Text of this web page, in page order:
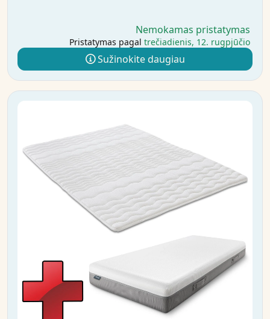
Nemokamas pristatymas
Pristatymas pagal trečiadienis, 12. rugpjūčio
Sužinokite daugiau